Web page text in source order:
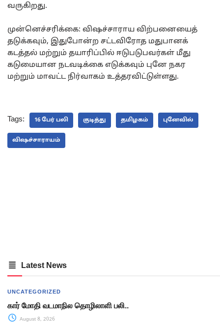
வருகிறது.
முன்னெச்சரிக்கை: விஷச்சாராய விற்பனையைத்
தடுக்கவும், இதுபோன்ற சட்டவிரோத மதுபானக்
கடத்தல் மற்றும் தயாரிப்பில் ஈடுபடுபவர்கள் மீது
கடுமையான நடவடிக்கை எடுக்கவும் புனே நகர
மற்றும் மாவட்ட நிர்வாகம் உத்தரவிட்டுள்ளது.
Tags: 16 பேர் பலி குடித்து தமிழகம் புனேவில்
விஷச்சாராயம்
Latest News
UNCATEGORIZED
கார் மோதி வடமாநில தொழிலாளி பலி..
August 8, 2026